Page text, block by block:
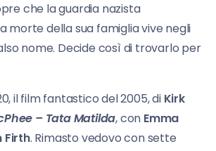
che la guardia nazista
morte della sua famiglia vive negli
nome. Decide così di trovarlo per
il film fantastico del 2005, di Kirk
– Tata Matilda, con Emma
Firth. Rimasto vedovo con sette